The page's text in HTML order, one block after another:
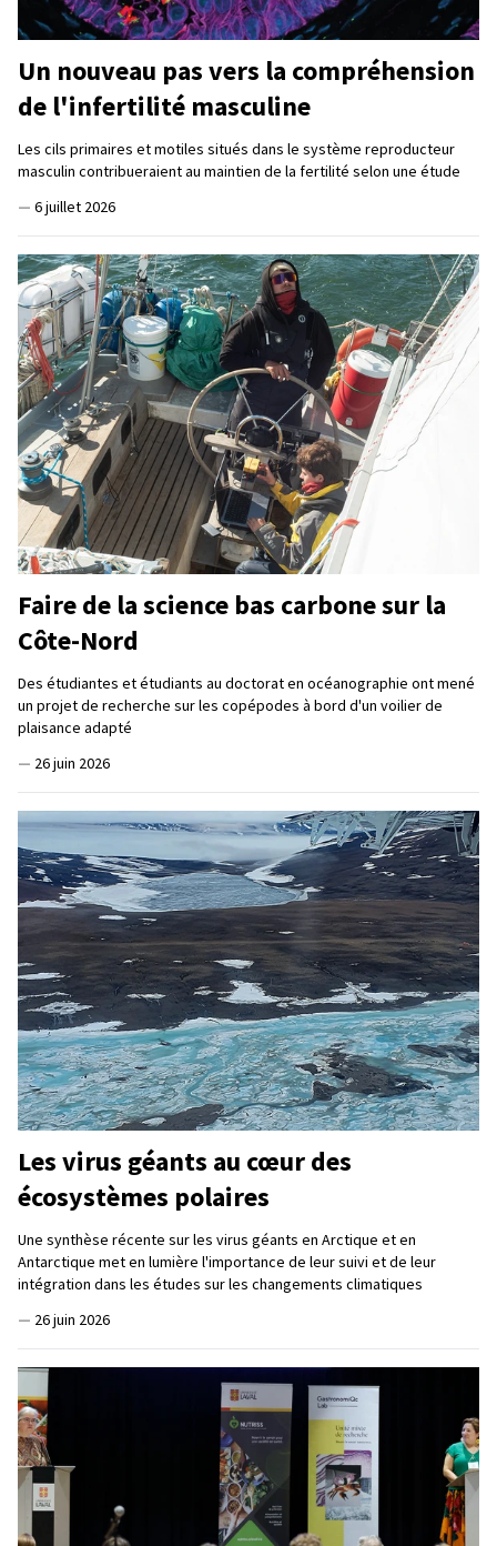
Un nouveau pas vers la compréhension
de l'infertilité masculine
Les cils primaires et motiles situés dans le système reproducteur
masculin contribueraient au maintien de la fertilité selon une étude
— 6 juillet 2026
Faire de la science bas carbone sur la
Côte-Nord
Des étudiantes et étudiants au doctorat en océanographie ont mené
un projet de recherche sur les copépodes à bord d'un voilier de
plaisance adapté
— 26 juin 2026
Les virus géants au cœur des
écosystèmes polaires
Une synthèse récente sur les virus géants en Arctique et en
Antarctique met en lumière l'importance de leur suivi et de leur
intégration dans les études sur les changements climatiques
— 26 juin 2026